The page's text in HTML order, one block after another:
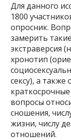
Для данного
1800
опросник.
замерить
экстраверсия
хронотип
сексу), а
вопросы
сношения,
жизни, числу
отношений.